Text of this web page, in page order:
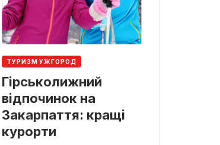
ТУРИЗМ УЖГОРОД
Гірськолижний
відпочинок на
Закарпаття: кращі
курорти